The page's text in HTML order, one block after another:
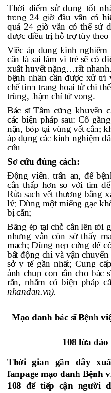
Thời điểm sử dụng tốt
trong 24 giờ đầu vẫn có
quá 24 giờ vẫn có thể sử
được điều trị hỗ trợ tùy theo
Việc áp dụng kinh nghiệm
cắn là sai lầm vì trẻ sẽ có
xuất huyết nặng…rất
bệnh nhân cần được xử trí
chế tình trạng hoại tử chi
trùng, thậm chí tử vong.
Bác sĩ Tâm cũng khuyến
các biện pháp sau: Cố
nặn, bóp tại vùng vết cắn;
áp dụng các kinh nghiệm
cứu.
Sơ cứu đúng cách:
Động viên, trấn an, để
cắn thấp hơn so với tim
Rửa sạch vết thương bằng
lý; Dùng một miếng gạc
bị cắn;
Băng ép tại chỗ cắn lên tới
nhưng vẫn còn sờ thấy
mạch; Dùng nẹp cứng để
bất động chi và vận
sở y tế gần nhất; Cung
ảnh chụp con rắn cho bác
rắn, nhằm có biện pháp
nhandan.vn).
Mạo danh bác sĩ Bệnh
108 lừa
Thời gian gần đây
fanpage mạo danh Bệnh
108 để tiếp cận người